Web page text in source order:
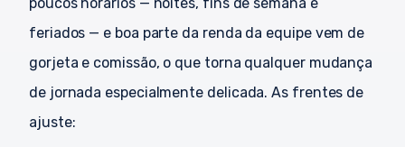
feriados — e boa parte da renda da equipe vem de
gorjeta e comissão, o que torna qualquer mudança
de jornada especialmente delicada. As frentes de
ajuste: